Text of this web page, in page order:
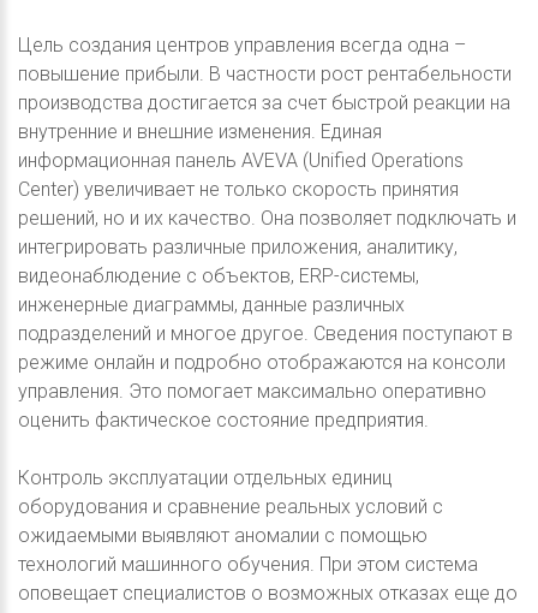
Цель создания центров управления всегда одна –
повышение прибыли. В частности рост рентабельности
производства достигается за счет быстрой реакции на
внутренние и внешние изменения. Единая
информационная панель AVEVA (Unified Operations
Center) увеличивает не только скорость принятия
решений, но и их качество. Она позволяет подключать и
интегрировать различные приложения, аналитику,
видеонаблюдение с объектов, ERP-системы,
инженерные диаграммы, данные различных
подразделений и многое другое. Сведения поступают в
режиме онлайн и подробно отображаются на консоли
управления. Это помогает максимально оперативно
оценить фактическое состояние предприятия.
Контроль эксплуатации отдельных единиц
оборудования и сравнение реальных условий с
ожидаемыми выявляют аномалии с помощью
технологий машинного обучения. При этом система
оповещает специалистов о возможных отказах еще до